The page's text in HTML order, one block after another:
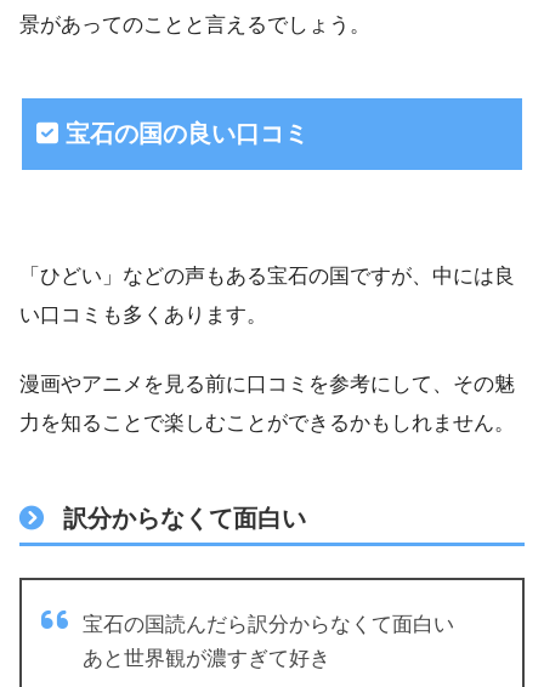
景があってのことと言えるでしょう。
宝石の国の良い口コミ
「ひどい」などの声もある宝石の国ですが、中には良
い口コミも多くあります。
漫画やアニメを見る前に口コミを参考にして、その魅
力を知ることで楽しむことができるかもしれません。
訳分からなくて面白い
宝石の国読んだら訳分からなくて面白い
あと世界観が濃すぎて好き